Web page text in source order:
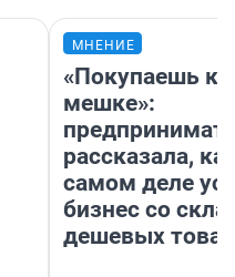
МНЕНИЕ
«Покупаешь
мешке»:
рассказала,
самом деле
бизнес со
дешевых